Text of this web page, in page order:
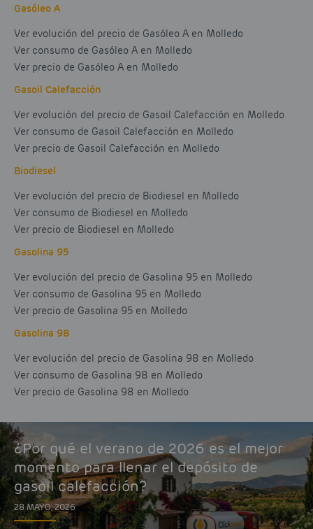
Gasóleo A
Ver evolución del precio de Gasóleo A en Molledo
Ver consumo de Gasóleo A en Molledo
Ver precio de Gasóleo A en Molledo
Gasoil Calefacción
Ver evolución del precio de Gasoil Calefacción en Molledo
Ver consumo de Gasoil Calefacción en Molledo
Ver precio de Gasoil Calefacción en Molledo
Biodiesel
Ver evolución del precio de Biodiesel en Molledo
Ver consumo de Biodiesel en Molledo
Ver precio de Biodiesel en Molledo
Gasolina 95
Ver evolución del precio de Gasolina 95 en Molledo
Ver consumo de Gasolina 95 en Molledo
Ver precio de Gasolina 95 en Molledo
Gasolina 98
Ver evolución del precio de Gasolina 98 en Molledo
Ver consumo de Gasolina 98 en Molledo
Ver precio de Gasolina 98 en Molledo
¿Por qué el verano de 2026 es el mejor
momento para llenar el depósito de
gasoil calefacción?
28 MAYO, 2026